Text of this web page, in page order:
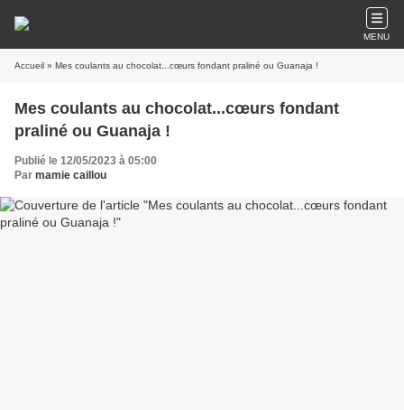
MENU
Accueil » Mes coulants au chocolat...cœurs fondant praliné ou Guanaja !
Mes coulants au chocolat...cœurs fondant
praliné ou Guanaja !
Publié le 12/05/2023 à 05:00
Par mamie caillou